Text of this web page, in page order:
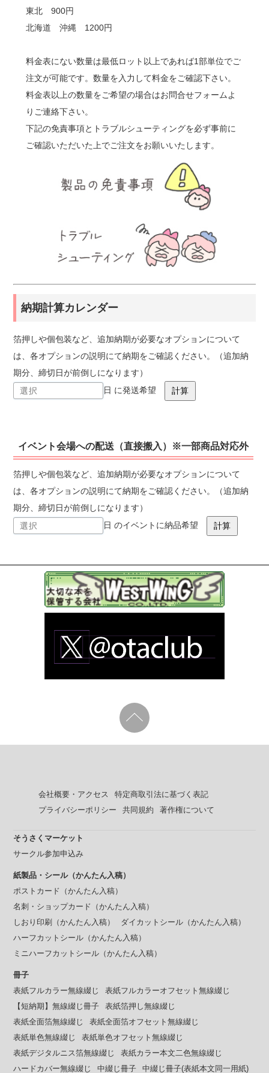
東北 900円
北海道 沖縄 1200円
料金表にない数量は最低ロット以上であれば1部単位でご
注文が可能です。数量を入力して料金をご確認下さい。
料金表以上の数量をご希望の場合はお問合せフォームよ
りご連絡下さい。
下記の免責事項とトラブルシューティングを必ず事前に
ご確認いただいた上でご注文をお願いいたします。
納期計算カレンダー
箔押しや個包装など、追加納期が必要なオプションについて
は、各オプションの説明にて納期をご確認ください。（追加納
期分、締切日が前倒しになります）
日 に発送希望
イベント会場への配送（直接搬入）※一部商品対応外
箔押しや個包装など、追加納期が必要なオプションについて
は、各オプションの説明にて納期をご確認ください。（追加納
期分、締切日が前倒しになります）
日 のイベントに納品希望
会社概要・アクセス
特定商取引法に基づく表記
プライバシーポリシー
共同規約 著作権について
そうさくマーケット
サークル参加申込み
紙製品・シール（かんたん入稿）
ポストカード（かんたん入稿）
名刺・ショップカード（かんたん入稿）
しおり印刷（かんたん入稿）
ダイカットシール（かんたん入稿）
ハーフカットシール（かんたん入稿）
ミニハーフカットシール（かんたん入稿）
冊子
表紙フルカラー無線綴じ
表紙フルカラーオフセット無線綴じ
【短納期】無線綴じ冊子
表紙箔押し無線綴じ
表紙全面箔無線綴じ
表紙全面箔オフセット無線綴じ
表紙単色無線綴じ
表紙単色オフセット無線綴じ
表紙デジタルニス箔無線綴じ
表紙カラー本文二色無線綴じ
ハードカバー無線綴じ
中綴じ冊子 中綴じ冊子(表紙本文同一用紙)